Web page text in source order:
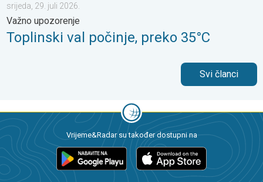
srijeda, 29. juli 2026.
Važno upozorenje
Toplinski val počinje, preko 35°C
Svi članci
Vrijeme&Radar su također dostupni na